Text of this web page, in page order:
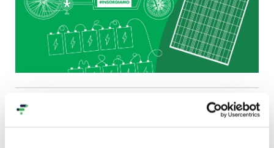
Produrremmo pannelli